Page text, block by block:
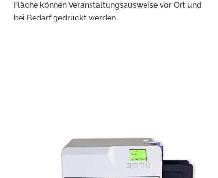
Fläche können Veranstaltungsausweise vor Ort und
bei Bedarf gedruckt werden.